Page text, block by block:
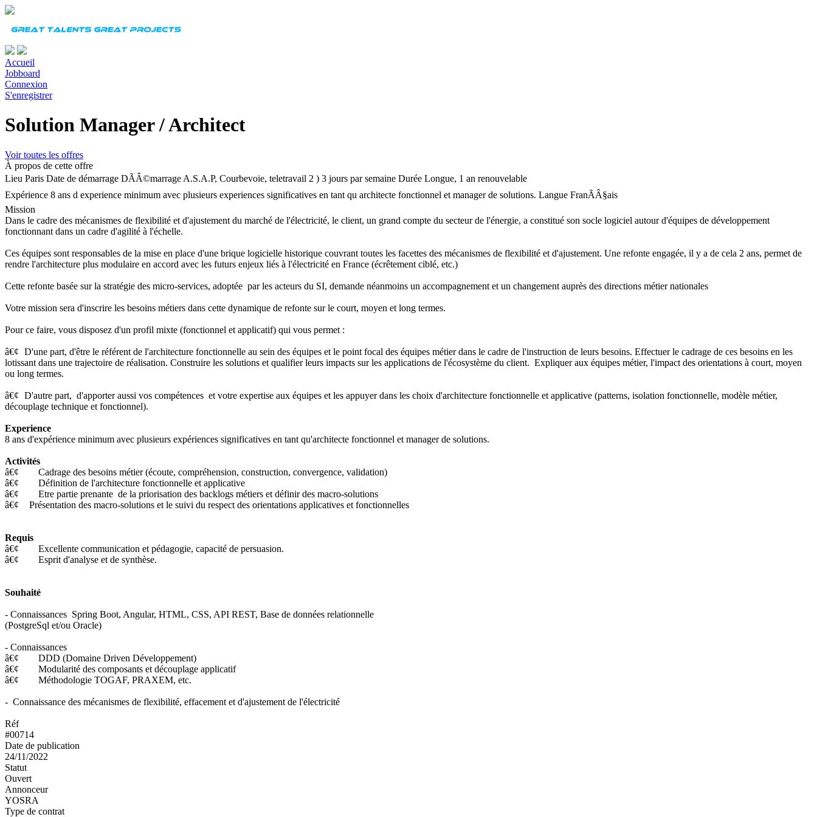
Accueil
Jobboard
Connexion
S'enregistrer
Solution Manager / Architect
Voir toutes les offres
À propos de cette offre
Lieu Paris Date de démarrage DÃÂ©marrage A.S.A.P, Courbevoie, teletravail 2 ) 3 jours par semaine Durée Longue, 1 an renouvelable
Expérience 8 ans d experience minimum avec plusieurs experiences significatives en tant qu architecte fonctionnel et manager de solutions. Langue FranÃÂ§ais
Mission
Dans le cadre des mécanismes de flexibilité et d'ajustement du marché de l'électricité, le client, un grand compte du secteur de l'énergie, a constitué son socle logiciel autour d'équipes de développement
fonctionnant dans un cadre d'agilité à l'échelle.
Ces équipes sont responsables de la mise en place d'une brique logicielle historique couvrant toutes les facettes des mécanismes de flexibilité et d'ajustement. Une refonte engagée, il y a de cela 2 ans, permet de
rendre l'architecture plus modulaire en accord avec les futurs enjeux liés à l'électricité en France (écrêtement ciblé, etc.)
Cette refonte basée sur la stratégie des micro-services, adoptée par les acteurs du SI, demande néanmoins un accompagnement et un changement auprès des directions métier nationales
Votre mission sera d'inscrire les besoins métiers dans cette dynamique de refonte sur le court, moyen et long termes.
Pour ce faire, vous disposez d'un profil mixte (fonctionnel et applicatif) qui vous permet :
â€¢ D'une part, d'être le référent de l'architecture fonctionnelle au sein des équipes et le point focal des équipes métier dans le cadre de l'instruction de leurs besoins. Effectuer le cadrage de ces besoins en les
lotissant dans une trajectoire de réalisation. Construire les solutions et qualifier leurs impacts sur les applications de l'écosystème du client. Expliquer aux équipes métier, l'impact des orientations à court, moyen
ou long termes.
â€¢ D'autre part, d'apporter aussi vos compétences et votre expertise aux équipes et les appuyer dans les choix d'architecture fonctionnelle et applicative (patterns, isolation fonctionnelle, modèle métier,
découplage technique et fonctionnel).
Experience
8 ans d'expérience minimum avec plusieurs expériences significatives en tant qu'architecte fonctionnel et manager de solutions.
Activités
â€¢ Cadrage des besoins métier (écoute, compréhension, construction, convergence, validation)
â€¢ Définition de l'architecture fonctionnelle et applicative
â€¢ Etre partie prenante de la priorisation des backlogs métiers et définir des macro-solutions
â€¢
Présentation des macro-solutions et le suivi du respect des orientations applicatives et fonctionnelles
Requis
â€¢ Excellente communication et pédagogie, capacité de persuasion.
â€¢ Esprit d'analyse et de synthèse.
Souhaité
- Connaissances Spring Boot, Angular, HTML, CSS, API REST, Base de données relationnelle
(PostgreSql et/ou Oracle)
- Connaissances
â€¢ DDD (Domaine Driven Développement)
â€¢ Modularité des composants et découplage applicatif
â€¢ Méthodologie TOGAF, PRAXEM, etc.
- Connaissance des mécanismes de flexibilité, effacement et d'ajustement de l'électricité
Réf
#00714
Date de publication
24/11/2022
Statut
Ouvert
Annonceur
YOSRA
Type de contrat